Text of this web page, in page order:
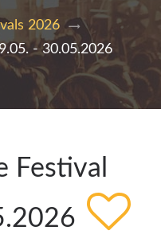
2026
- 30.05.2026
Festival